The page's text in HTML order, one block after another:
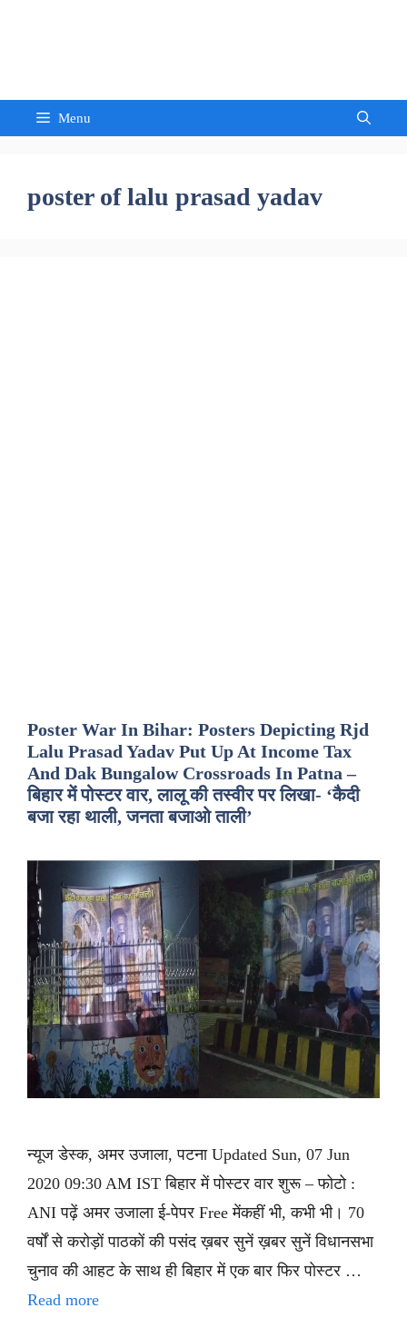
Menu
poster of lalu prasad yadav
Poster War In Bihar: Posters Depicting Rjd
Lalu Prasad Yadav Put Up At Income Tax
And Dak Bungalow Crossroads In Patna –
बिहार में पोस्टर वार, लालू की तस्वीर पर लिखा- ‘कैदी
बजा रहा थाली, जनता बजाओ ताली’
न्यूज डेस्क, अमर उजाला, पटना Updated Sun, 07 Jun
2020 09:30 AM IST बिहार में पोस्टर वार शुरू – फोटो :
ANI पढ़ें अमर उजाला ई-पेपर Free मेंकहीं भी, कभी भी। 70
वर्षों से करोड़ों पाठकों की पसंद ख़बर सुनें ख़बर सुनें विधानसभा
चुनाव की आहट के साथ ही बिहार में एक बार फिर पोस्टर …
Read more